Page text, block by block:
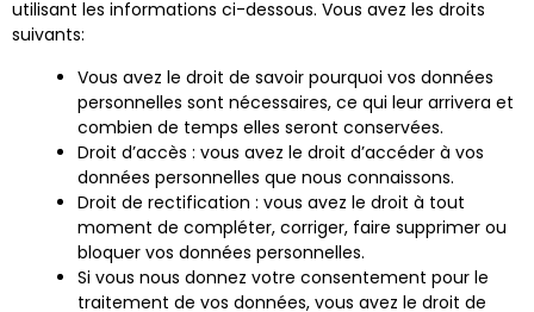
utilisant les informations ci-dessous. Vous avez les droits
suivants:
Vous avez le droit de savoir pourquoi vos données
personnelles sont nécessaires, ce qui leur arrivera et
combien de temps elles seront conservées.
Droit d’accès : vous avez le droit d’accéder à vos
données personnelles que nous connaissons.
Droit de rectification : vous avez le droit à tout
moment de compléter, corriger, faire supprimer ou
bloquer vos données personnelles.
Si vous nous donnez votre consentement pour le
traitement de vos données, vous avez le droit de